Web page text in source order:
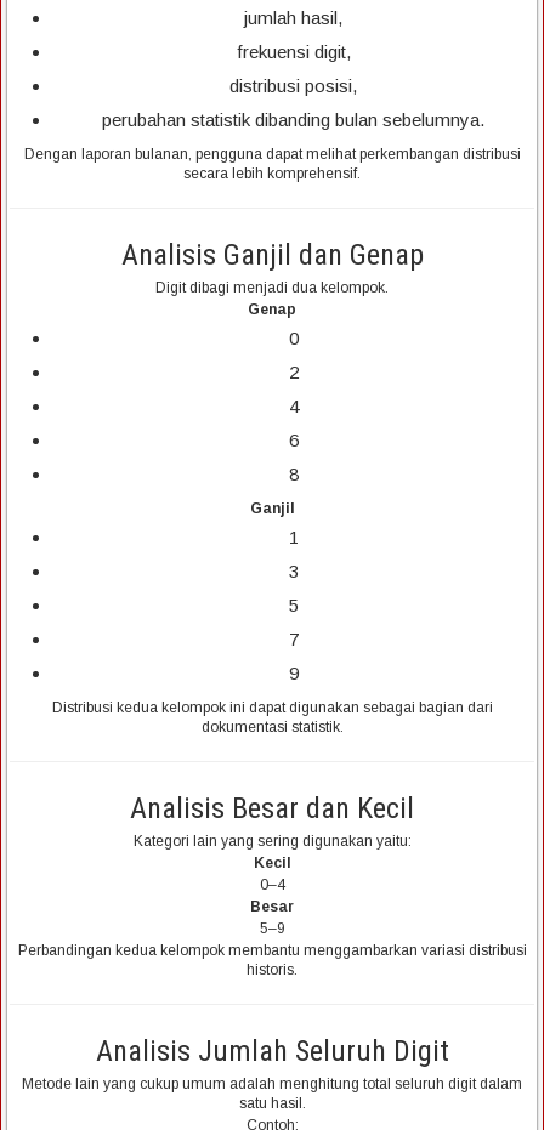
jumlah hasil,
frekuensi digit,
distribusi posisi,
perubahan statistik dibanding bulan sebelumnya.
Dengan laporan bulanan, pengguna dapat melihat perkembangan distribusi
secara lebih komprehensif.
Analisis Ganjil dan Genap
Digit dibagi menjadi dua kelompok.
Genap
0
2
4
6
8
Ganjil
1
3
5
7
9
Distribusi kedua kelompok ini dapat digunakan sebagai bagian dari
dokumentasi statistik.
Analisis Besar dan Kecil
Kategori lain yang sering digunakan yaitu:
Kecil
0–4
Besar
5–9
Perbandingan kedua kelompok membantu menggambarkan variasi distribusi
historis.
Analisis Jumlah Seluruh Digit
Metode lain yang cukup umum adalah menghitung total seluruh digit dalam
satu hasil.
Contoh: